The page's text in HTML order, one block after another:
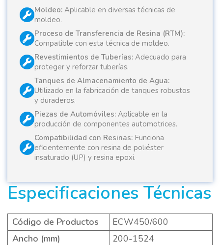
Moldeo: Aplicable en diversas técnicas de
moldeo.
Proceso de Transferencia de Resina (RTM):
Compatible con esta técnica de moldeo.
Revestimientos de Tuberías: Adecuado para
proteger y reforzar tuberías.
Tanques de Almacenamiento de Agua:
Utilizado en la fabricación de tanques robustos
y duraderos.
Piezas de Automóviles: Aplicable en la
producción de componentes automotrices.
Compatibilidad con Resinas: Funciona
eficientemente con resina de poliéster
insaturado (UP) y resina epoxi​.
Especificaciones Técnicas
Código de Productos
ECW450/600
Ancho (mm)
200-1524